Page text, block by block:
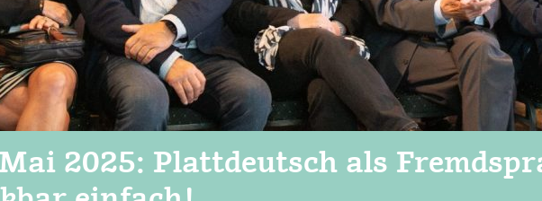
Mai 2025: Plattdeutsch als